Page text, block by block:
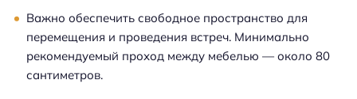
Важно обеспечить свободное пространство для
перемещения и проведения встреч. Минимально
рекомендуемый проход между мебелью — около 80
сантиметров.